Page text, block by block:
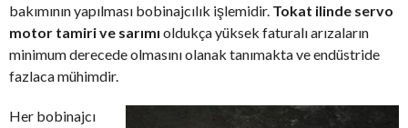
bakımının yapılması bobinajcılık işlemidir. Tokat ilinde servo
motor tamiri ve sarımı oldukça yüksek faturalı arızaların
minimum derecede olmasını olanak tanımakta ve endüstride
fazlaca mühimdir.
Her bobinajcı